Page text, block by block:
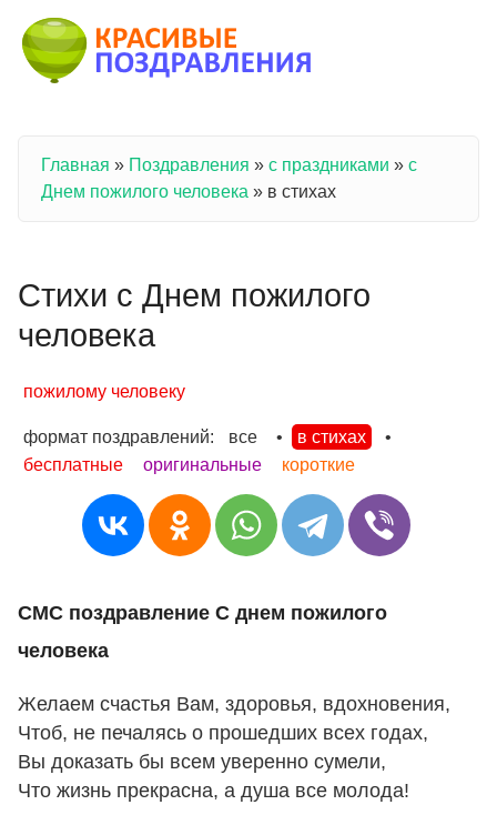
Вы здесь
Главная » Поздравления » с праздниками » с
Днем пожилого человека » в стихах
Стихи с Днем пожилого
человека
пожилому человеку
формат поздравлений: все • в стихах
•
бесплатные
оригинальные короткие
СМС поздравление С днем пожилого
человека
Желаем счастья Вам, здоровья, вдохновения,
Чтоб, не печалясь о прошедших всех годах,
Вы доказать бы всем уверенно сумели,
Что жизнь прекрасна, а душа все молода!